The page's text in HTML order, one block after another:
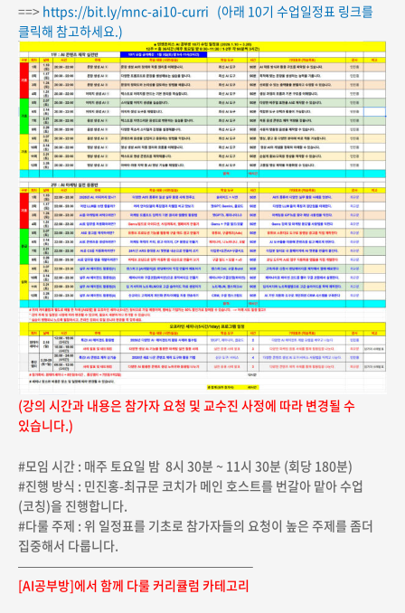
==> https://bit.ly/mnc-ai10-curri (아래 10기 수업일정표 링크를
클릭해 참고하세요.)
(강의 시간과 내용은 참가자 요청 및 교수진 사정에 따라 변경될 수
있습니다.)
#모임 시간 : 매주 토요일 밤 8시 30분 ~ 11시 30분 (회당 180분)
#진행 방식 : 민진홍-최규문 코치가 메인 호스트를 번갈아 맡아 수업
(코칭)을 진행합니다.
#다룰 주제 : 위 일정표를 기초로 참가자들의 요청이 높은 주제를 좀더
집중해서 다룹니다.
——————————————————–
[AI공부방]에서 함께 다룰 커리큘럼 카테고리